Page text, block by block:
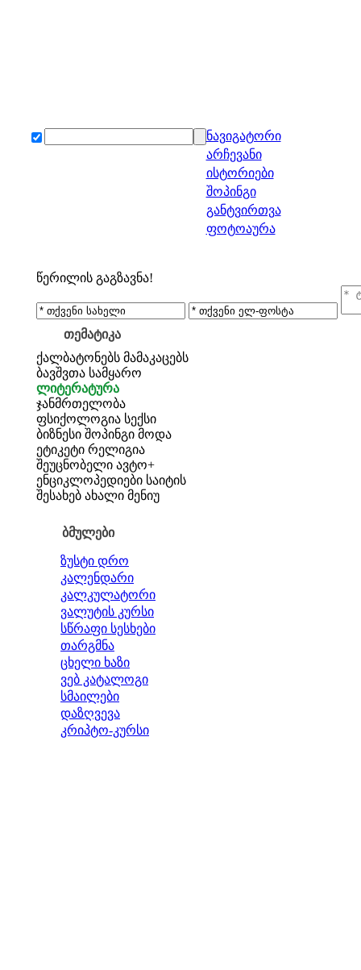
ნავიგატორი
არჩევანი
ისტორიები
შოპინგი
განტვირთვა
ფოტოაურა
წერილის გაგზავნა!
თემატიკა
ქალბატონებს მამაკაცებს
ბავშვთა სამყარო
ლიტერატურა
ჯანმრთელობა
ფსიქოლოგია სექსი
ბიზნესი შოპინგი მოდა
ეტიკეტი რელიგია
შეუცნობელი ავტო+
ენციკლოპედიები საიტის
შესახებ ახალი მენიუ
ბმულები
ზუსტი დრო
კალენდარი
კალკულატორი
ვალუტის კურსი
სწრაფი სესხები
თარგმნა
ცხელი ხაზი
ვებ კატალოგი
სმაილები
დაზღვევა
კრიპტო-კურსი